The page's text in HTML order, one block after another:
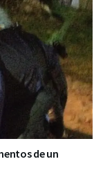
de un